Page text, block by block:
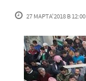
27 МАРТА'2018 В 12:00